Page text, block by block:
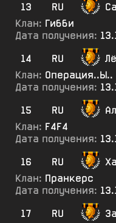
13
RU
Клан: Гибби
Дата получения:
14
RU
Клан: Операция..Ы..
Дата получения:
15
RU
Клан: F4F4
Дата получения:
16
RU
Клан: Пранкерс
Дата получения:
17
RU